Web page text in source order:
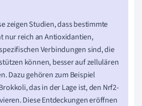
zeigen Studien, dass bestimmte
nur reich an Antioxidantien,
Verbindungen sind, die
können, besser auf zellulären
Dazu gehören zum Beispiel
das in der Lage ist, den Nrf2-
Diese Entdeckungen eröffnen